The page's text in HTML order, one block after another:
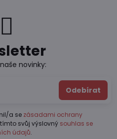
novinky:
Odebírat
a se zásadami ochrany
svůj výslovný souhlas se
údajů.